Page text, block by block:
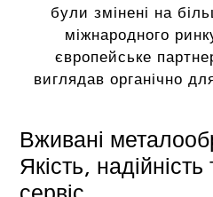
були змінені на
міжнародного
європейське
виглядав органічно
Вживані
Якість,